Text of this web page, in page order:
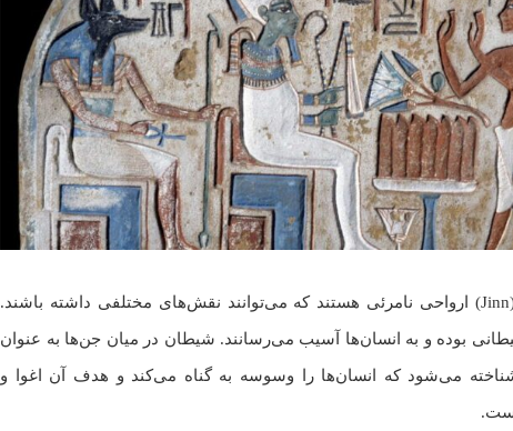
در اسلام، جن‌ها (Jinn) ارواحی نامرئی هستند که می‌توانند نقش‌های مختلفی داشته باشند.
بوده و به انسان‌ها آسیب می‌رسانند. شیطان در میان جن‌ها به عنوان
می‌شود که انسان‌ها را وسوسه به گناه می‌کند و هدف آن اغوا و